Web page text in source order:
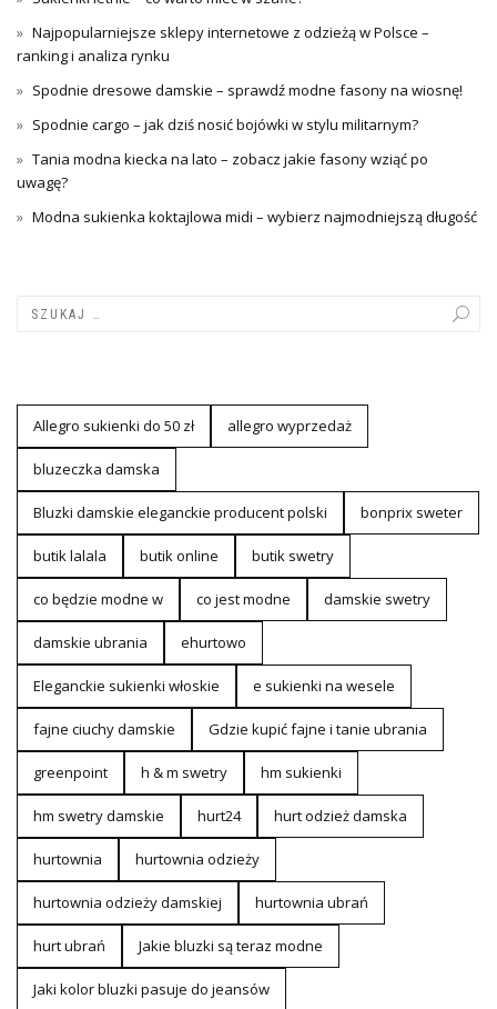
Najpopularniejsze sklepy internetowe z odzieżą w Polsce –
ranking i analiza rynku
Spodnie dresowe damskie – sprawdź modne fasony na wiosnę!
Spodnie cargo – jak dziś nosić bojówki w stylu militarnym?
Tania modna kiecka na lato – zobacz jakie fasony wziąć po
uwagę?
Modna sukienka koktajlowa midi – wybierz najmodniejszą długość
Allegro sukienki do 50 zł allegro wyprzedaż
bluzeczka damska
Bluzki damskie eleganckie producent polski bonprix sweter
butik lalala butik online butik swetry
co będzie modne w co jest modne damskie swetry
damskie ubrania ehurtowo
Eleganckie sukienki włoskie e sukienki na wesele
fajne ciuchy damskie Gdzie kupić fajne i tanie ubrania
greenpoint h & m swetry hm sukienki
hm swetry damskie hurt24 hurt odzież damska
hurtownia hurtownia odzieży
hurtownia odzieży damskiej hurtownia ubrań
hurt ubrań Jakie bluzki są teraz modne
Jaki kolor bluzki pasuje do jeansów